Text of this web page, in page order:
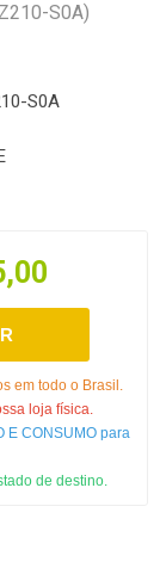
S0A)
S0A
em todo o Brasil.
loja física.
E CONSUMO para
de destino.